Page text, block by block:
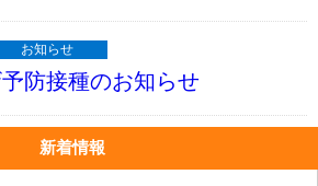
お知らせ
防接種のお知らせ
新着情報